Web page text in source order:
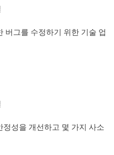
버그를 수정하기 위한 기술 업
성을 개선하고 몇 가지 사소